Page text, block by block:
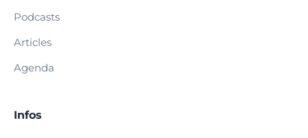
Podcasts
Articles
Agenda
Infos